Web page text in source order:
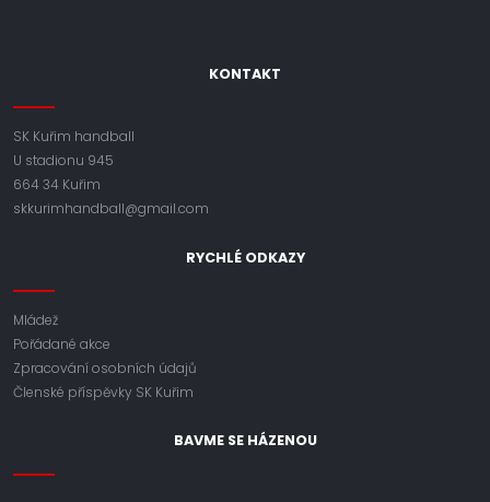
KONTAKT
SK Kuřim handball
U stadionu 945
664 34 Kuřim
skkurimhandball@gmail.com
RYCHLÉ ODKAZY
Mládež
Pořádané akce
Zpracování osobních údajů
Členské příspěvky SK Kuřim
BAVME SE HÁZENOU